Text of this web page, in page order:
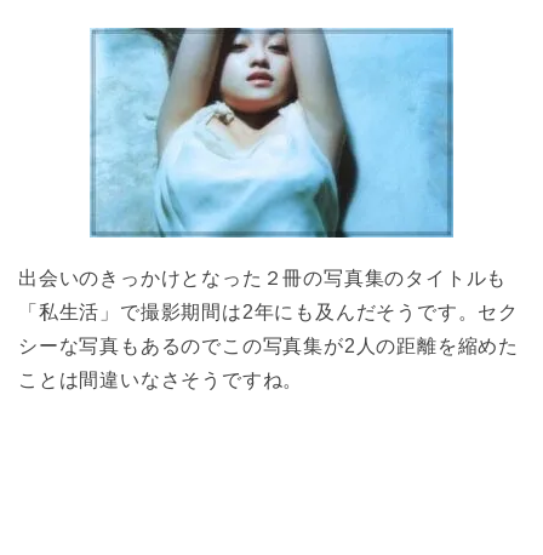
出会いのきっかけとなった２冊の写真集のタイトルも
「私生活」で撮影期間は2年にも及んだそうです。セク
シーな写真もあるのでこの写真集が2人の距離を縮めた
ことは間違いなさそうですね。